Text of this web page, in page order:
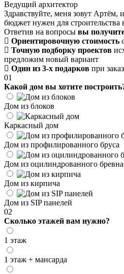
Ведущий архитектор
Здравствуйте, меня зовут Артём,
бюджет нужен для
Ответив на вопросы вы
Ориентировочную стоимость
Точную подборку проектов
предложим новый вариант
Один из 3-х подарков при
01
Какой дом вы хотите
Дом из блоков
Каркасный дом
Дом из профилированного бруса
Дом из оцилиндрованного бревна
Дом из кирпича
Дом из SIP панелей
02
Сколько этажей вам нужно?
1 этаж
1 этаж + мансарда